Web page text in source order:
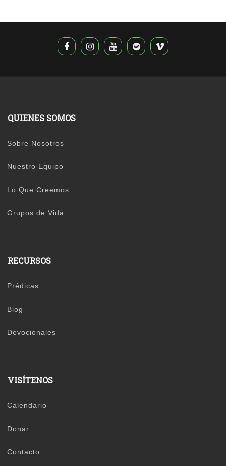
QUIENES SOMOS
Sobre Nosotros
Nuestro Equipo
Lo Que Creemos
Grupos de Vida
RECURSOS
Prédicas
Blog
Devocionales
VISÍTENOS
Calendario
Donar
Contacto